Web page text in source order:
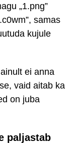
„1.png”
samas
kujule
ei anna
vaid aitab ka
on juba
paljastab